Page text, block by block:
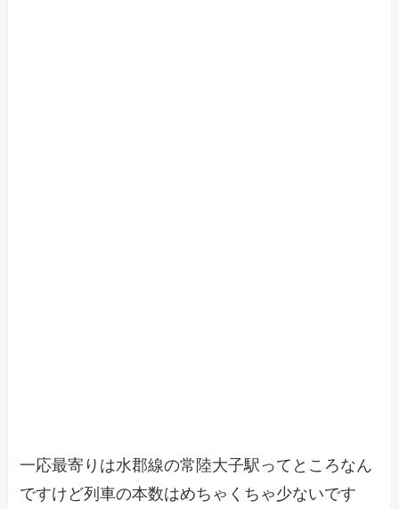
一応最寄りは水郡線の常陸大子駅ってところなん
ですけど列車の本数はめちゃくちゃ少ないです